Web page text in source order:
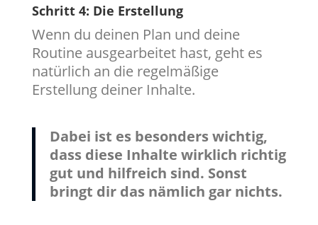
Schritt 4: Die Erstellung
Wenn du deinen Plan und deine
Routine ausgearbeitet hast, geht es
natürlich an die regelmäßige
Erstellung deiner Inhalte.
Dabei ist es besonders wichtig,
dass diese Inhalte wirklich richtig
gut und hilfreich sind. Sonst
bringt dir das nämlich gar nichts.